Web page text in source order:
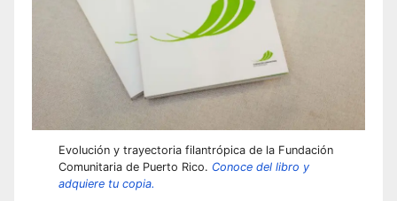
Evolución y trayectoria filantrópica de la Fundación
Comunitaria de Puerto Rico. Conoce del libro y
adquiere tu copia.